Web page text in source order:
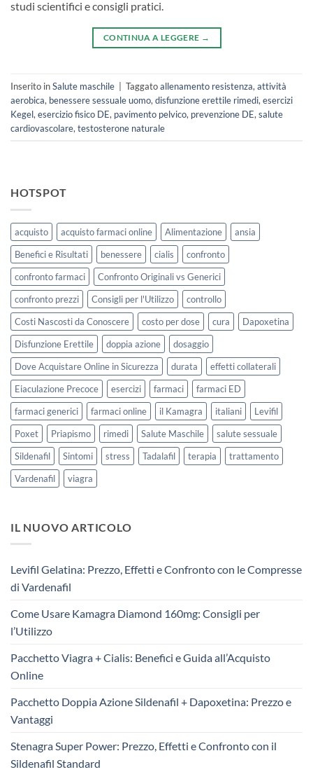
studi scientifici e consigli pratici.
CONTINUA A LEGGERE →
Inserito inSalute maschile Taggatoallenamento resistenza, attività
aerobica, benessere sessuale uomo, disfunzione erettile rimedi, esercizi
Kegel, esercizio fisico DE, pavimento pelvico, prevenzione DE, salute
cardiovascolare, testosterone naturale
HOTSPOT
acquisto acquisto farmaci online Alimentazione
ansia
Benefici e Risultati
benessere cialis
confronto
confronto farmaci
Confronto Originali vs Generici
confronto prezzi
Consigli per l'Utilizzo
controllo
Costi Nascosti da Conoscere
costo per dose cura
Dapoxetina
Disfunzione Erettile
doppia azione
dosaggio
Dove Acquistare Online in Sicurezza
durata
effetti collaterali
Eiaculazione Precoce
esercizi farmaci
farmaci ED
farmaci generici
farmaci online il Kamagra italiani
Levifil
Poxet
Priapismo rimedi Salute Maschile
salute sessuale
Sildenafil
Sintomi stress Tadalafil terapia
trattamento
Vardenafil
viagra
IL NUOVO ARTICOLO
Levifil Gelatina: Prezzo, Effetti e Confronto con le Compresse
di Vardenafil
Come Usare Kamagra Diamond 160mg: Consigli per
l’Utilizzo
Pacchetto Viagra + Cialis: Benefici e Guida all’Acquisto
Online
Pacchetto Doppia Azione Sildenafil + Dapoxetina: Prezzo e
Vantaggi
Stenagra Super Power: Prezzo, Effetti e Confronto con il
Sildenafil Standard